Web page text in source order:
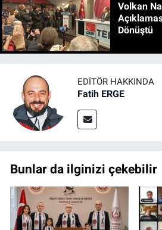
Volkan
Dönüştü
EDITÖR HAKKINDA
Fatih ERGE
Bunlar da ilginizi çekebilir